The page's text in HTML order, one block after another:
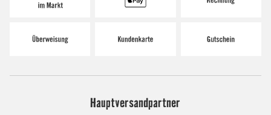
Hauptversandpartner